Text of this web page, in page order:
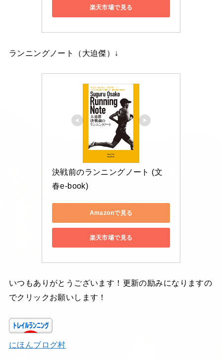
楽天市場で見る
ランニングノート（大迫傑）↓
決戦前のランニングノート (文
春e-book)
Amazonで見る
楽天市場で見る
いつもありがとうございます！更新の励みになりますの
でクリックお願いします！
にほんブログ村